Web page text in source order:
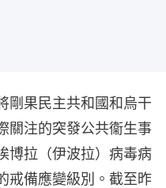
剛果民主共和國和烏干
關注的突發公共衞生事
博拉（伊波拉）病毒病
戒備應變級別。截至昨